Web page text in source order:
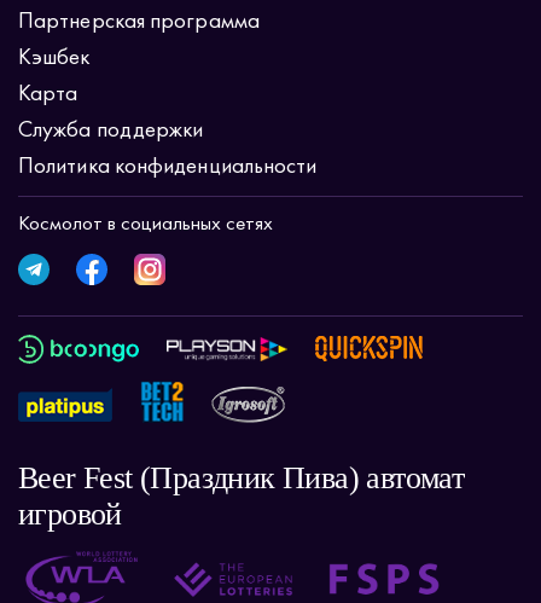
Партнерская программа
Кэшбек
Карта
Служба поддержки
Политика конфиденциальности
Космолот в социальных сетях
Beer Fest (Праздник Пива) автомат
игровой